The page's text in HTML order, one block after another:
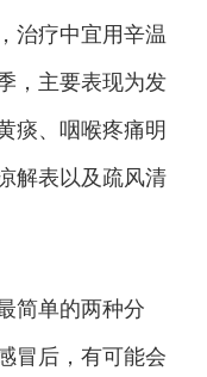
治疗中宜用辛温
，主要表现为发
痰、咽喉疼痛明
解表以及疏风清
简单的两种分
冒后，有可能会